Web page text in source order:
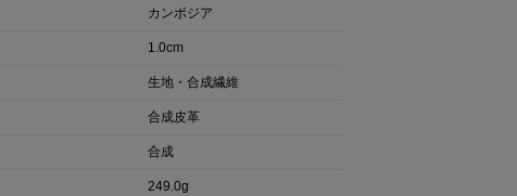
カンボジア
1.0cm
生地・合成繊維
合成皮革
合成
249.0g